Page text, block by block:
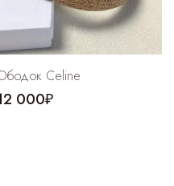
Celine
000₽